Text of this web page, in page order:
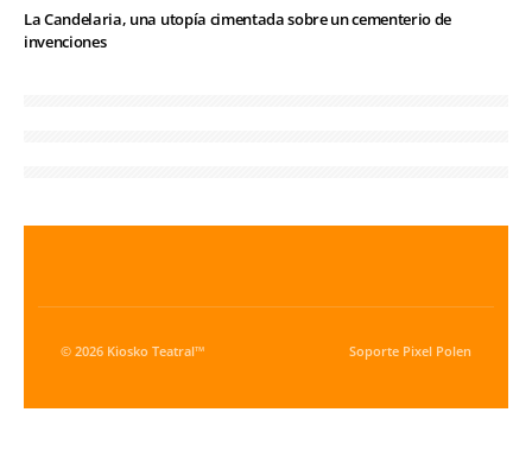
La Candelaria, una utopía cimentada sobre un cementerio de
invenciones
© 2026 Kiosko Teatral™ Soporte Pixel Polen